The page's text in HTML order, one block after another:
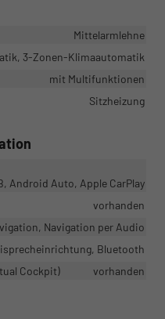
Mittelarmlehne
3-Zonen-Klimaautomatik
mit Multifunktionen
Sitzheizung
Android Auto, Apple CarPlay
vorhanden
Navigation per Audio
Bluetooth
Cockpit)
vorhanden